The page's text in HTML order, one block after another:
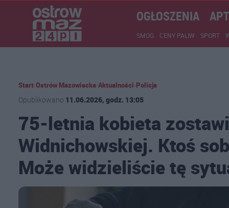
OGŁOSZENIA
SMOG CENY PALIW SPORT
Start Ostrów Mazowiecka Aktualności Policja
Opublikowano 11.06.2026, godz. 13:05
75-letnia kobieta
Widnichowskiej. Ktoś
Może widzieliście tę